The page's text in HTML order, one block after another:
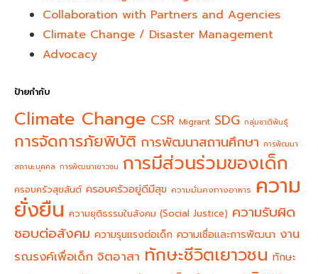
Collaboration with Partners and Agencies
Climate Change / Disaster Management
Advocacy
ป้ายกำกับ
Climate Change CSR Migrant SDG กลุ่มชาติพันธุ์
การจัดการภัยพิบัติ การพัฒนาสถานศึกษา การพัฒนา
สถานะบุคคล การพัฒนาเยาวชน การมีส่วนร่วมของเด็ก
ครอบครัวสุขสันต์ ครอบครัวอยู่ดีมีสุข ความมั่นคงทางอาหาร ความ
ยั่งยืน ความยุติธรรมในสังคม (Social Justice) ความรับผิด
ชอบต่อสังคม ความรุนแรงต่อเด็ก ความเชื่อและการพัฒนา งาน
รณรงค์เพื่อเด็ก จิตอาสา ทักษะชีวิตเยาวชน ทักษะ